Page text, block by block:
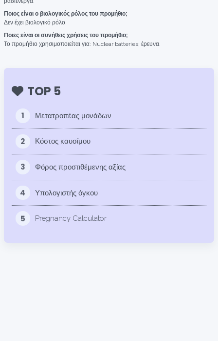
Ποιος είναι ο βιολογικός ρόλος του προμήθιο;
Δεν έχει βιολογικό ρόλο.
Ποιες είναι οι συνήθεις χρήσεις του προμήθιο;
Το προμήθιο χρησιμοποιείται για: Nuclear batteries; έρευνα.
TOP 5
1 Μετατροπέας μονάδων
2 Κόστος καυσίμου
3 Φόρος προστιθέμενης αξίας
4 Υπολογιστής όγκου
5 Pregnancy Calculator